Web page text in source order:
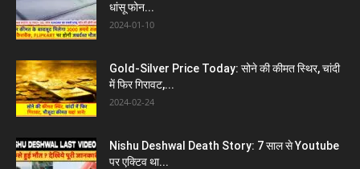
धांसू फोन...
2024-01-10
Gold-Silver Price Today: सोने की कीमत स्थिर, चांदी
में फिर गिरावट,...
2024-02-24
Nishu Deshwal Death Story: 7 साल से Youtube
पर एक्टिव था...